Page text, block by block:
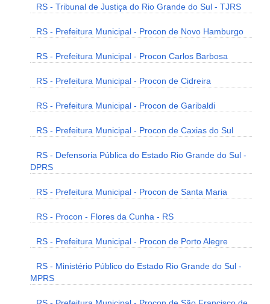
RS - Tribunal de Justiça do Rio Grande do Sul - TJRS
RS - Prefeitura Municipal - Procon de Novo Hamburgo
RS - Prefeitura Municipal - Procon Carlos Barbosa
RS - Prefeitura Municipal - Procon de Cidreira
RS - Prefeitura Municipal - Procon de Garibaldi
RS - Prefeitura Municipal - Procon de Caxias do Sul
RS - Defensoria Pública do Estado Rio Grande do Sul -
DPRS
RS - Prefeitura Municipal - Procon de Santa Maria
RS - Procon - Flores da Cunha - RS
RS - Prefeitura Municipal - Procon de Porto Alegre
RS - Ministério Público do Estado Rio Grande do Sul -
MPRS